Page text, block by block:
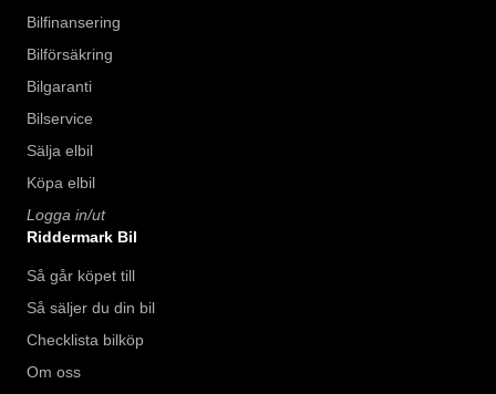
Bilfinansering
Bilförsäkring
Bilgaranti
Bilservice
Sälja elbil
Köpa elbil
Logga in/ut
Riddermark Bil
Så går köpet till
Så säljer du din bil
Checklista bilköp
Om oss